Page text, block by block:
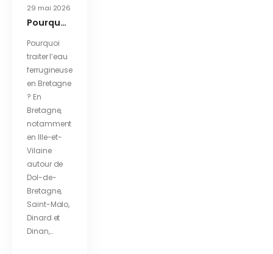
29 mai 2026
Pourquoi traiter l’eau ferrugineuse en Bretagne ?
Pourquoi
traiter l’eau
ferrugineuse
en Bretagne
? En
Bretagne,
notamment
en Ille-et-
Vilaine
autour de
Dol-de-
Bretagne,
Saint-Malo,
Dinard et
Dinan,…